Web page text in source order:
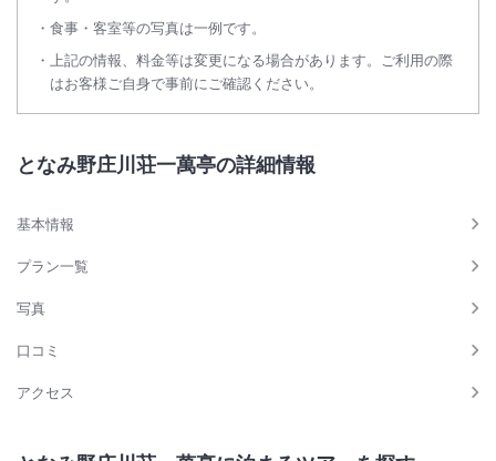
食事・客室等の写真は一例です。
上記の情報、料金等は変更になる場合があります。ご利用の際
はお客様ご自身で事前にご確認ください。
となみ野庄川荘一萬亭の詳細情報
基本情報
プラン一覧
写真
口コミ
アクセス